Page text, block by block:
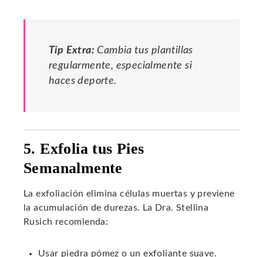
Tip Extra: Cambia tus plantillas
regularmente, especialmente si
haces deporte.
5. Exfolia tus Pies
Semanalmente
La exfoliación elimina células muertas y previene
la acumulación de durezas. La Dra. Stellina
Rusich recomienda:
Usar piedra pómez o un exfoliante suave.